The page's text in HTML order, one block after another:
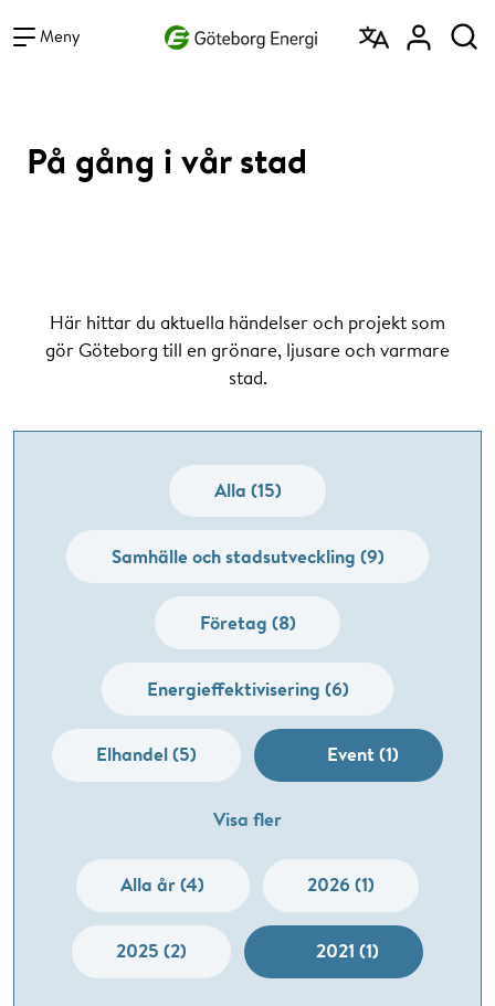
Meny
På gång i vår stad
Här hittar du aktuella händelser och projekt som
gör Göteborg till en grönare, ljusare och varmare
stad.
Alla (15)
Samhälle och stadsutveckling (9)
Företag (8)
Energieffektivisering (6)
Elhandel (5) Event (1)
Visa fler
Alla år (4) 2026 (1)
2025 (2) 2021 (1)